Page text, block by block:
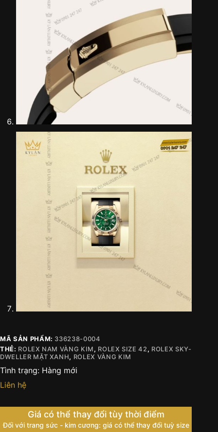
MÃ SẢN PHẨM: 336238-0004
THẺ: ROLEX NAM VÀNG KIM, ROLEX SIZE 42, ROLEX SKY-
DWELLER MẶT XANH, ROLEX VÀNG KIM
Tình trạng: Hàng mới
Liên hệ
Giá có thể thay đổi tùy thời điểm
Đối với trang sức - kim cương: giá có thể thay đổi tuỳ size